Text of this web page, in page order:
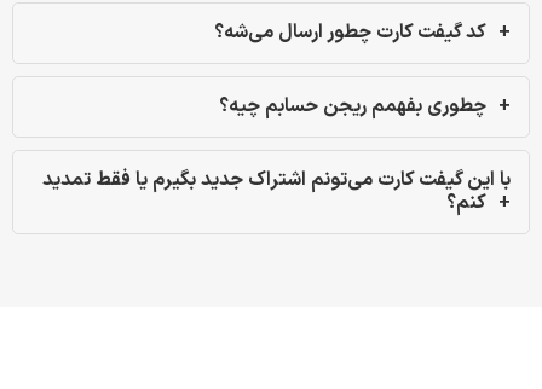
کد گیفت کارت چطور ارسال می‌شه؟
چطوری بفهمم ریجن حسابم چیه؟
با این گیفت کارت می‌تونم اشتراک جدید بگیرم یا فقط تمدید
کنم؟